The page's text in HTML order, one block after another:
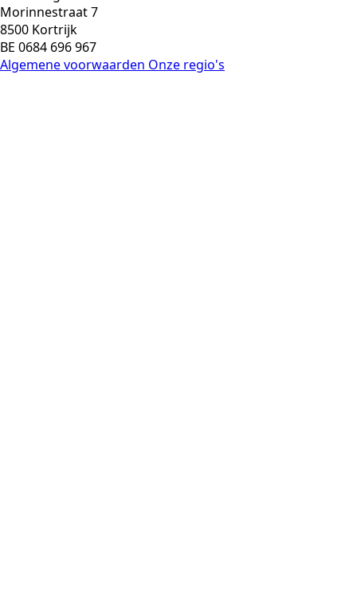
Morinnestraat 7
8500 Kortrijk
BE 0684 696 967
Algemene voorwaarden Onze regio's